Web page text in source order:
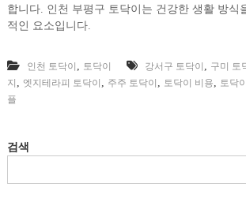
합니다. 인천 부평구 토닥이는 건강한 생활 방식
적인 요소입니다.
인천 토닥이 , 토닥이 강서구 토닥이 , 구미 토
지 , 엣지테라피 토닥이 , 주주 토닥이 , 토닥이 비용, 토닥
플
검색